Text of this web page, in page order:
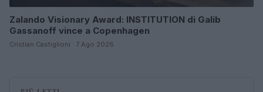
Zalando Visionary Award: INSTITUTION di Galib
Gassanoff vince a Copenhagen
Cristian Castiglioni · 7 Ago 2026